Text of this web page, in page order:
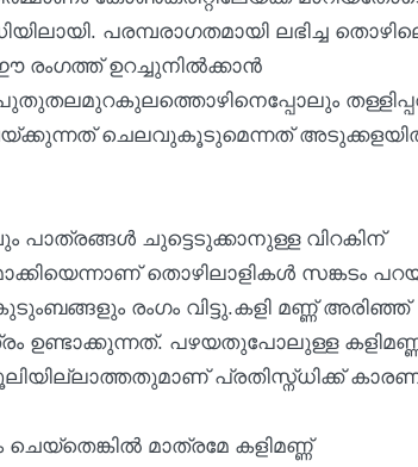
പരമ്പരാഗതമായി ലഭിച്ച
ഉറച്ചുനിൽക്കാൻ
പുതുതലമുറകുലത്തൊഴിനെപ്പോലും
ചെലവുകൂടുമെന്നത്
ചുട്ടെടുക്കാനുള്ള വിറകിന്
തൊഴിലാളികൾ സങ്കടം
രംഗം വിട്ടു.കളി മണ്ണ് അരിഞ്ഞ്
ഉണ്ടാക്കുന്നത്. പഴയതുപോലുള്ള
പ്രതിസ്ന്ധിക്ക്
മാത്രമേ കളിമണ്ണ്